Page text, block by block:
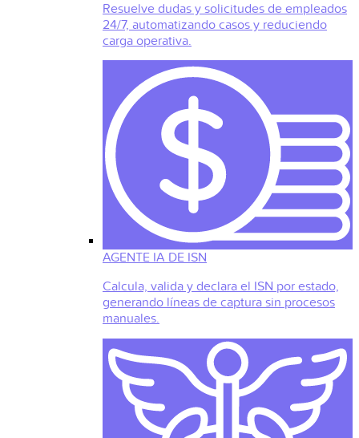
Resuelve dudas y solicitudes de empleados
24/7, automatizando casos y reduciendo
carga operativa.
AGENTE IA DE ISN
Calcula, valida y declara el ISN por estado,
generando líneas de captura sin procesos
manuales.